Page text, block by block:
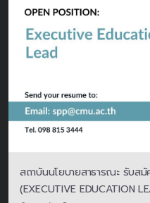
สถาบันนโยบายสาธารณะ รับส
(EXECUTIVE EDUCATION